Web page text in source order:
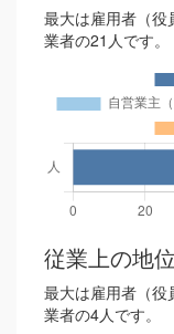
最大は雇用者（役
業者の21人です。
従業上の地
最大は雇用者（役
業者の4人です。